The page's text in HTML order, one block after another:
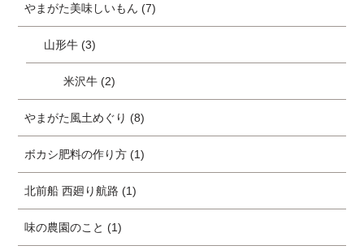
やまがた美味しいもん (7)
山形牛 (3)
米沢牛 (2)
やまがた風土めぐり (8)
ボカシ肥料の作り方 (1)
北前船 西廻り航路 (1)
味の農園のこと (1)